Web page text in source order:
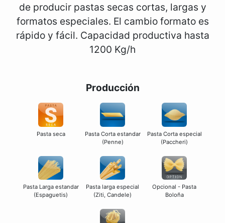
de producir pastas secas cortas, largas y
formatos especiales. El cambio formato es
rápido y fácil. Capacidad productiva hasta
1200 Kg/h
Producción
Pasta seca
Pasta Corta estandar
(Penne)
Pasta Corta especial
(Paccheri)
Pasta Larga estandar
(Espaguetis)
Pasta larga especial
(Ziti, Candele)
Opcional - Pasta
Boloña